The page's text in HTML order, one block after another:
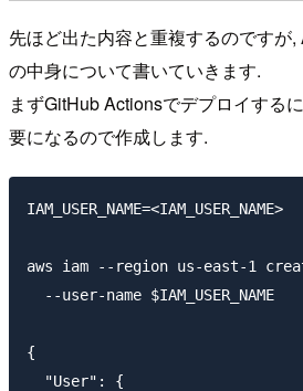
先ほど出た内容と重複するのですが
の中身について書いていきます.
まずGitHub Actionsでデプロイする
要になるので作成します.
IAM_USER_NAME=<IAM_USER_NAME>
aws iam --region us-east-1
  --user-name $IAM_USER_NAME
{
  "User": {